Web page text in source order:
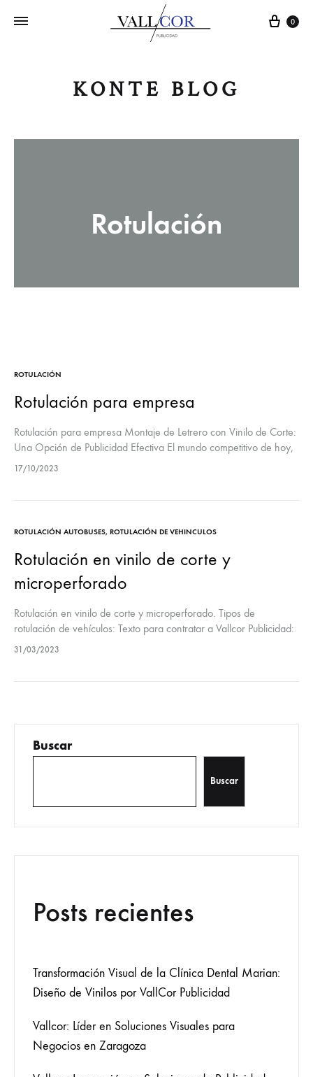
Carro
0
KONTE BLOG
Rotulación
ROTULACIÓN
Rotulación para empresa
Rotulación para empresa Montaje de Letrero con Vinilo de Corte:
Una Opción de Publicidad Efectiva El mundo competitivo de hoy,
la publicidad efectiva se ha vuelto más esencial que nunca…
17/10/2023
ROTULACIÓN AUTOBUSES, ROTULACIÓN DE VEHINCULOS
Rotulación en vinilo de corte y
microperforado
Rotulación en vinilo de corte y microperforado. Tipos de
rotulación de vehículos: Texto para contratar a Vallcor Publicidad:
¿Estás buscando la manera de promocionar tu negocio de
31/03/2023
Buscar
Buscar
Posts recientes
Transformación Visual de la Clínica Dental Marian:
Diseño de Vinilos por VallCor Publicidad
Vallcor: Líder en Soluciones Visuales para
Negocios en Zaragoza